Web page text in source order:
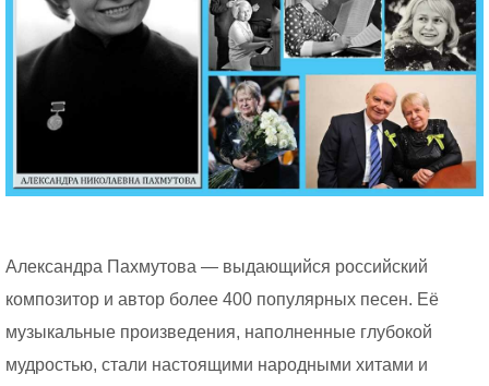
Александра Пахмутова — выдающийся российский
композитор и автор более 400 популярных песен. Её
музыкальные произведения, наполненные глубокой
мудростью, стали настоящими народными хитами и